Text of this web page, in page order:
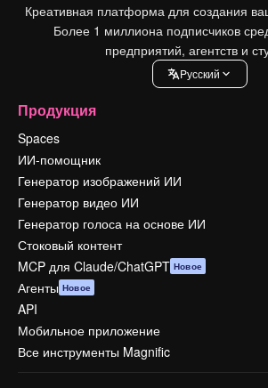
Креативная платформа для создания
Более 1 миллиона подписчиков
предприятий, агентств и
Pусский
Продукция
Spaces
ИИ-помощник
Генератор изображений ИИ
Генератор видео ИИ
Генератор голоса на основе ИИ
Стоковый контент
MCP для Claude/ChatGPT Новое
Агенты Новое
API
Мобильное приложение
Все инструменты Magnific